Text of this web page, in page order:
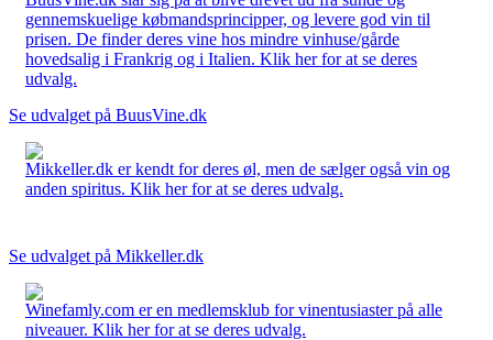
gennemskuelige købmandsprincipper, og levere god vin til
prisen. De finder deres vine hos mindre vinhuse/gårde
hovedsalig i Frankrig og i Italien. Klik her for at se deres
udvalg.
Se udvalget på BuusVine.dk
Mikkeller.dk er kendt for deres øl, men de sælger også vin og
anden spiritus. Klik her for at se deres udvalg.
Se udvalget på Mikkeller.dk
Winefamly.com er en medlemsklub for vinentusiaster på alle
niveauer. Klik her for at se deres udvalg.